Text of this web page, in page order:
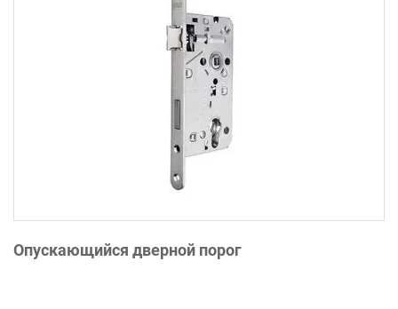
Опускающийся дверной порог